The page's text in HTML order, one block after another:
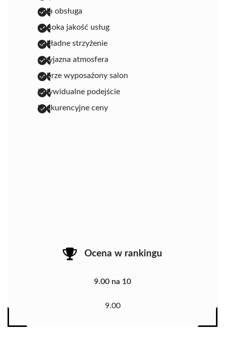
miła obsługa
wysoka jakość usług
dokładne strzyżenie
przyjazna atmosfera
dobrze wyposażony salon
indywidualne podejście
konkurencyjne ceny
Ocena w rankingu
9.00 na 10
9.00